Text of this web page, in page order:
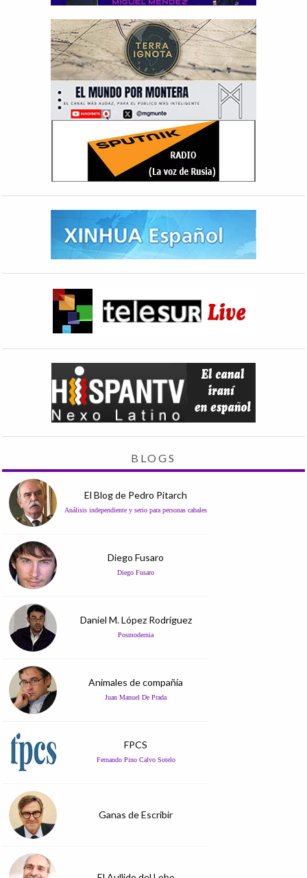
BLOGS
El Blog de Pedro Pitarch
Análisis independiente y serio para personas cabales
Diego Fusaro
Diego Fusaro
Daniel M. López Rodríguez
Posmodernia
Animales de compañía
Juan Manuel De Prada
FPCS
Fernando Pino Calvo Sotelo
Ganas de Escribir